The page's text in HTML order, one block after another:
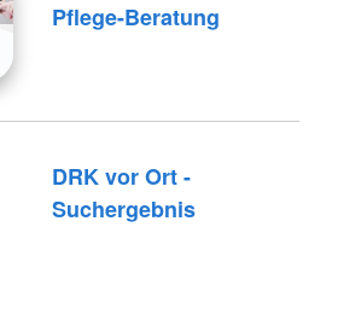
Pflege-Beratung
DRK vor Ort -
Suchergebnis